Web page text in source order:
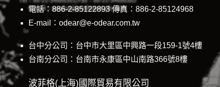
電話：886-2-85122893 傳真：886-2-85124968
E-mail：odear@e-odear.com.tw
台中分公司：台中市大里區中興路一段159-1號4樓
台南分公司：台南市永康區中山南路366號8樓
波菲格(上海)國際貿易有限公司